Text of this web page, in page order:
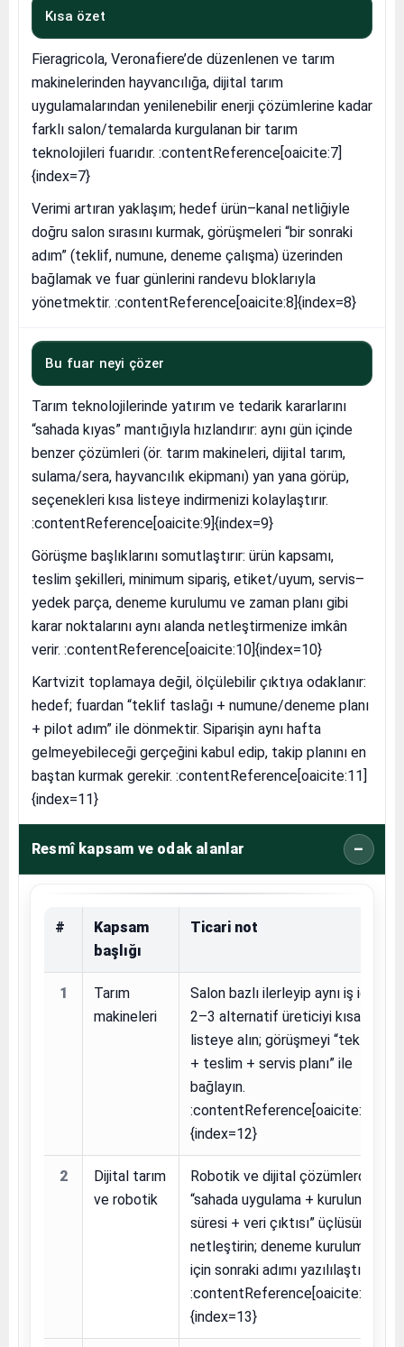
Kısa özet
Fieragricola, Veronafiere’de düzenlenen ve tarım
makinelerinden hayvancılığa, dijital tarım
uygulamalarından yenilenebilir enerji çözümlerine kadar
farklı salon/temalarda kurgulanan bir tarım
teknolojileri fuarıdır. :contentReference[oaicite:7]
{index=7}
Verimi artıran yaklaşım; hedef ürün–kanal netliğiyle
doğru salon sırasını kurmak, görüşmeleri “bir sonraki
adım” (teklif, numune, deneme çalışma) üzerinden
bağlamak ve fuar günlerini randevu bloklarıyla
yönetmektir. :contentReference[oaicite:8]{index=8}
Bu fuar neyi çözer
Tarım teknolojilerinde yatırım ve tedarik kararlarını
“sahada kıyas” mantığıyla hızlandırır: aynı gün içinde
benzer çözümleri (ör. tarım makineleri, dijital tarım,
sulama/sera, hayvancılık ekipmanı) yan yana görüp,
seçenekleri kısa listeye indirmenizi kolaylaştırır.
:contentReference[oaicite:9]{index=9}
Görüşme başlıklarını somutlaştırır: ürün kapsamı,
teslim şekilleri, minimum sipariş, etiket/uyum, servis–
yedek parça, deneme kurulumu ve zaman planı gibi
karar noktalarını aynı alanda netleştirmenize imkân
verir. :contentReference[oaicite:10]{index=10}
Kartvizit toplamaya değil, ölçülebilir çıktıya odaklanır:
hedef; fuardan “teklif taslağı + numune/deneme planı
+ pilot adım” ile dönmektir. Siparişin aynı hafta
gelmeyebileceği gerçeğini kabul edip, takip planını en
baştan kurmak gerekir. :contentReference[oaicite:11]
{index=11}
Resmî kapsam ve odak alanlar
#
Kapsam
başlığı
Ticari not
1
Tarım
makineleri
Salon bazlı ilerleyip aynı iş için
2–3 alternatif üreticiyi kısa
listeye alın; görüşmeyi “teklif
+ teslim + servis planı” ile
bağlayın.
:contentReference[oaicite:12]
{index=12}
2
Dijital tarım
ve robotik
Robotik ve dijital çözümlerde
“sahada uygulama + kurulum
süresi + veri çıktısı” üçlüsünü
netleştirin; deneme kurulumu
için sonraki adımı yazılılaştırın.
:contentReference[oaicite:13]
{index=13}